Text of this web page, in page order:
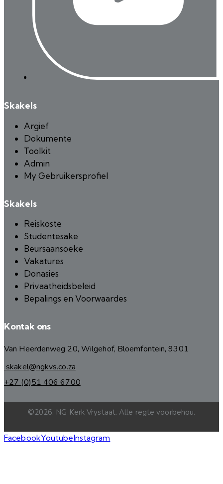
Skakels
Argief
Dokumente
Toolkit
Admin
My Gebruikersprofiel
Skakels
Reiskoste
Studentesake
Beursaansoeke
Vakatures
Donasies
Privaatheidsbeleid
Bepalings en Voorwaardes
Kontak ons
Van Heerdenweg 20, Wilgehof, Bloemfontein, 9301
skakel@ngkvs.co.za
+27 (0)51 406 6700
©2026. NG Kerk Vrystaat. Alle regte voorbehou.
FacebookYoutubeInstagram